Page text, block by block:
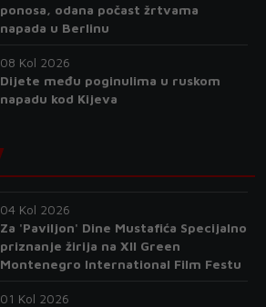
ponosa, odana počast žrtvama
napada u Berlinu
08 Kol 2026
Dijete među poginulima u ruskom
napadu kod Kijeva
04 Kol 2026
Za 'Paviljon' Dine Mustafića Specijalno
priznanje žirija na XII Green
Montenegro International Film Festu
01 Kol 2026